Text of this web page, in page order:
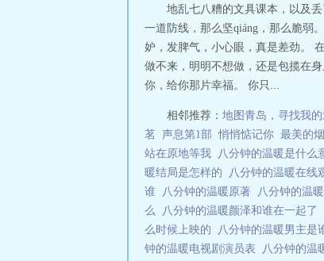
地乱七八糟的文具课本，以及
一道防线，那么坚qiáng，那么脆弱
妒，发脾气，小心眼，真是差劲。
做不来，明明不想做，还是包揽在
你，给你那片幸福。 你只...
相邻推荐： 地图青岛，寻找我
茗 声息第1部 悄悄惦记你 最美的
站在原地等我
八分钟的温暖是什么
暖结局是怎样的
八分钟的温暖在线
谁
八分钟的温暖原著 八分钟的温
么
八分钟的温暖颜泽和谁在一起了
么时候上映的
八分钟的温暖男主是
钟的温暖电视剧演员表
八分钟的温